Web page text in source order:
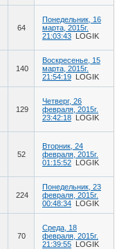
64
Понедельник, 16
марта, 2015г.
21:03:43 LOGIK
140
Воскресенье, 15
марта, 2015г.
21:54:19 LOGIK
129
Четверг, 26
февраля, 2015г.
23:42:18 LOGIK
52
Вторник, 24
февраля, 2015г.
01:15:52 LOGIK
224
Понедельник, 23
февраля, 2015г.
00:48:34 LOGIK
70
Среда, 18
февраля, 2015г.
21:39:55 LOGIK